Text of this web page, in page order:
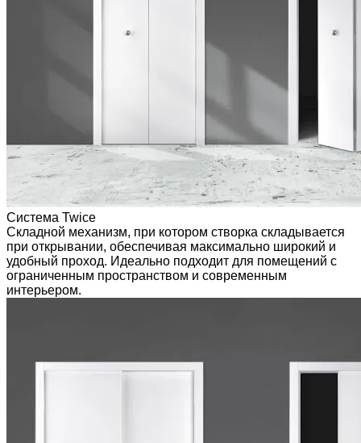
Система Twice
Складной механизм, при котором створка складывается
при открывании, обеспечивая максимально широкий и
удобный проход. Идеально подходит для помещений с
ограниченным пространством и современным
интерьером.